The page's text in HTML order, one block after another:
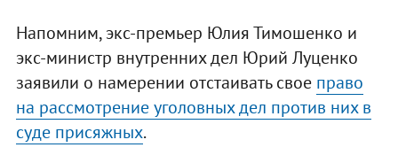
Напомним, экс-премьер Юлия Тимошенко и
экс-министр внутренних дел Юрий Луценко
заявили о намерении отстаивать свое право
на рассмотрение уголовных дел против них в
суде присяжных.